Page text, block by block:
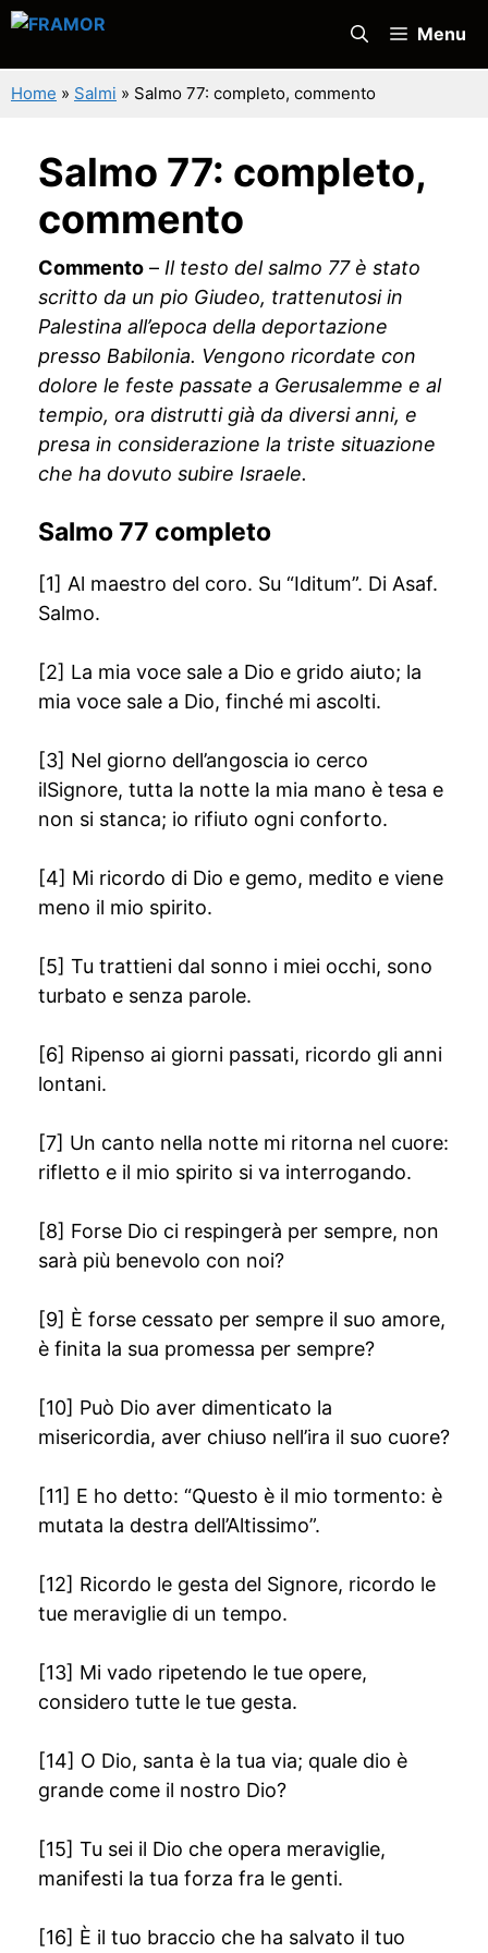
Vai
contenuto
Menu
Home » Salmi » Salmo 77: completo, commento
Salmo 77: completo,
commento
Commento – Il testo del salmo 77 è stato
scritto da un pio Giudeo, trattenutosi in
Palestina all’epoca della deportazione
presso Babilonia. Vengono ricordate con
dolore le feste passate a Gerusalemme e al
tempio, ora distrutti già da diversi anni, e
presa in considerazione la triste situazione
che ha dovuto subire Israele.
Salmo 77 completo
[1] Al maestro del coro. Su “Iditum”. Di Asaf.
Salmo.
[2] La mia voce sale a Dio e grido aiuto; la
mia voce sale a Dio, finché mi ascolti.
[3] Nel giorno dell’angoscia io cerco
ilSignore, tutta la notte la mia mano è tesa e
non si stanca; io rifiuto ogni conforto.
[4] Mi ricordo di Dio e gemo, medito e viene
meno il mio spirito.
[5] Tu trattieni dal sonno i miei occhi, sono
turbato e senza parole.
[6] Ripenso ai giorni passati, ricordo gli anni
lontani.
[7] Un canto nella notte mi ritorna nel cuore:
rifletto e il mio spirito si va interrogando.
[8] Forse Dio ci respingerà per sempre, non
sarà più benevolo con noi?
[9] È forse cessato per sempre il suo amore,
è finita la sua promessa per sempre?
[10] Può Dio aver dimenticato la
misericordia, aver chiuso nell’ira il suo cuore?
[11] E ho detto: “Questo è il mio tormento: è
mutata la destra dell’Altissimo”.
[12] Ricordo le gesta del Signore, ricordo le
tue meraviglie di un tempo.
[13] Mi vado ripetendo le tue opere,
considero tutte le tue gesta.
[14] O Dio, santa è la tua via; quale dio è
grande come il nostro Dio?
[15] Tu sei il Dio che opera meraviglie,
manifesti la tua forza fra le genti.
[16] È il tuo braccio che ha salvato il tuo